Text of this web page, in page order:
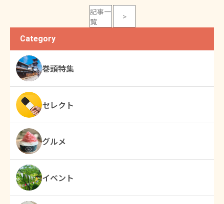
の
ー
ジ
送
記事一
覧
>
Category
巻頭特集
セレクト
グルメ
イベント